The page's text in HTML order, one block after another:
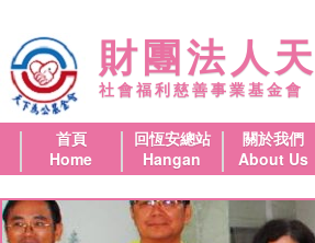
財團法人
社會福利慈善事業基金會
首頁
Home
回恆安總站
Hangan
關於我們
About Us